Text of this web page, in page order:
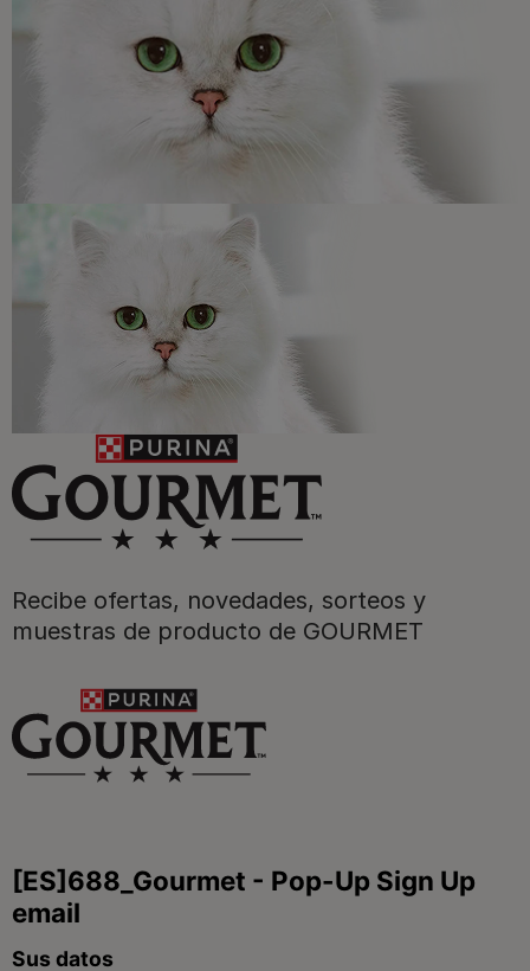
todas nuestras marcas.​
¡No te lo pierdas, únete a Purina y empieza
a disfrutar ya de las ventajas!​
Recibe ofertas, novedades, sorteos y
muestras de producto de GOURMET
Para nuestros socios
Contacta
Síguenos